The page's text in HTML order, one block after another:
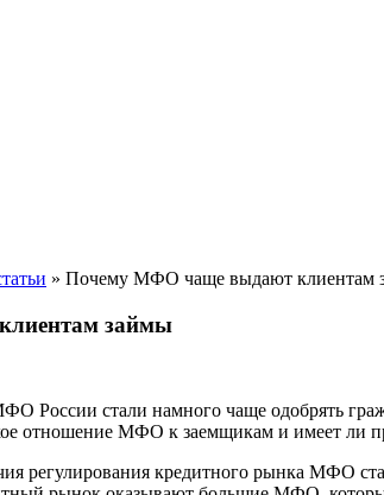
» Почему МФО чаще выдают клиентам
займы
России стали намного чаще одобрять
отношение МФО к заемщикам и имеет ли
регулирования кредитного рынка МФО